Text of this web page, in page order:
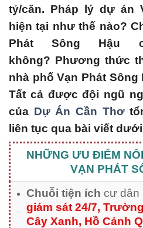
tỷ/căn. Pháp lý dự án
hiện tại như thế nào?
Phát Sông Hậu
không? Phương thức
nhà phố Vạn Phát Sông
Tất cả được đội ngũ
của Dự Án Cần Thơ
liên tục qua bài viết
NHỮNG ƯU ĐIỂM
VẠN PHÁT
Chuỗi tiện ích cư dân
giám sát 24/7,
Cây Xanh, Hồ Cảnh